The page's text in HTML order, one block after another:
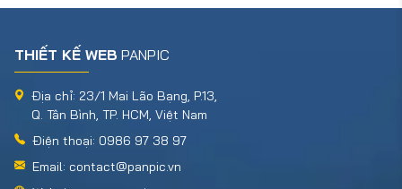
THIẾT KẾ WEB PANPIC
Địa chỉ: 23/1 Mai Lão Bạng, P.13,
Q. Tân Bình, TP. HCM, Việt Nam
Điện thoại: 0986 97 38 97
Email: contact@panpic.vn